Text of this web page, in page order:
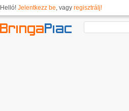
Helló! Jelentkezz be, vagy regisztrálj!